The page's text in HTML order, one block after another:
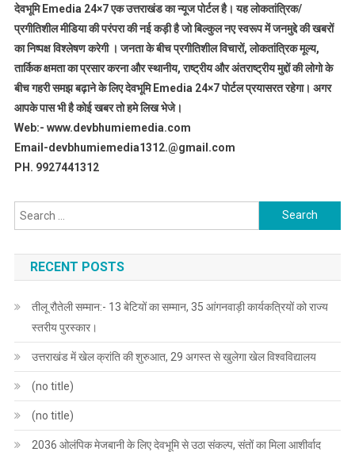
देवभूमि Emedia 24×7 एक उत्तराखंड का न्यूज पोर्टल है। यह लोकतांत्रिक/
प्रगीतिशील मीडिया की परंपरा की नई कड़ी है जो बिल्कुल नए स्वरूप में जनमुद्दे की खबरों
का निष्पक्ष विश्लेषण करेगी । जनता के बीच प्रगीतिशील विचारों, लोकतांत्रिक मूल्य,
तार्किक क्षमता का प्रसार करना और स्थानीय, राष्ट्रीय और अंतराष्ट्रीय मुद्दों की लोगो के
बीच गहरी समझ बढ़ाने के लिए देवभूमि Emedia 24×7 पोर्टल प्रयासरत रहेगा। अगर
आपके पास भी है कोई खबर तो हमे लिख भेजे।
Web:- www.devbhumiemedia.com
Email-devbhumiemedia1312.@gmail.com
PH. 9927441312
Search
for:
RECENT POSTS
तीलू रौतेली सम्मान:- 13 बेटियों का सम्मान, 35 आंगनवाड़ी कार्यकत्रियों को राज्य
स्तरीय पुरस्कार।
उत्तराखंड में खेल क्रांति की शुरुआत, 29 अगस्त से खुलेगा खेल विश्वविद्यालय
(no title)
(no title)
2036 ओलंपिक मेजबानी के लिए देवभूमि से उठा संकल्प, संतों का मिला आशीर्वाद